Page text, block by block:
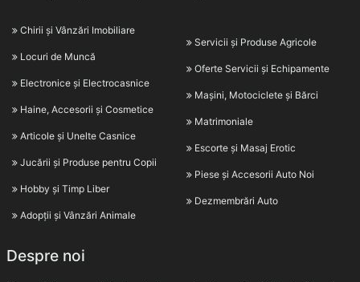
Chirii și Vânzări Imobiliare
Locuri de Muncă
Electronice și Electrocasnice
Haine, Accesorii și Cosmetice
Articole și Unelte Casnice
Jucării și Produse pentru Copii
Hobby și Timp Liber
Adopții și Vânzări Animale
Servicii și Produse Agricole
Oferte Servicii și Echipamente
Mașini, Motociclete și Bărci
Matrimoniale
Escorte și Masaj Erotic
Piese și Accesorii Auto Noi
Dezmembrări Auto
Despre noi